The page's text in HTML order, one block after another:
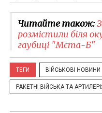
Читайте також:
розмістили біля
гаубиці "Мста-Б"
ТЕГИ ВІЙСЬКОВІ НОВИНИ
РАКЕТНІ ВІЙСЬКА ТА